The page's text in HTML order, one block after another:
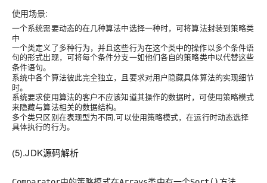
使用场景:
一个系统需要动态的在几种算法中选择一种时，可将算法封装到策略类
中
一个类定义了多种行为，并且这些行为在这个类中的操作以多个条件语
句的形式出现， 可将每个条件分支一如他们各自的策略类中以代替这些
条件语句。
系统中各个算法彼此完全独立 ，且要求对用户隐藏具体算法的实现细节
时。
系统要求使用算法的客户不应该知道其操作的数据时，可使用策略模式
来隐藏与算法相关的数据结构。
多个类只区别在表现型为不同,可以使用策略模式，在运行时动态选择
具体执行的行为。
(5).JDK源码解析